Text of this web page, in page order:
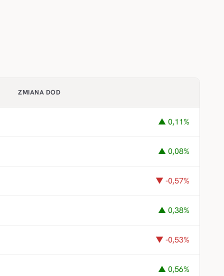
ZMIANA DOD
▲ 0,11%
▲ 0,08%
▼ -0,57%
▲ 0,38%
▼ -0,53%
▲ 0,56%